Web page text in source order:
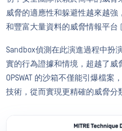
威脅的適應性和躲避性越來越強
和豐富大量資料的威脅情報平台
Sandbox偵測在此演進過程中扮
實的行為證據和情境，超越了威
OPSWAT 的沙箱不僅能引爆檔案
技術，從而實現更精確的威脅分